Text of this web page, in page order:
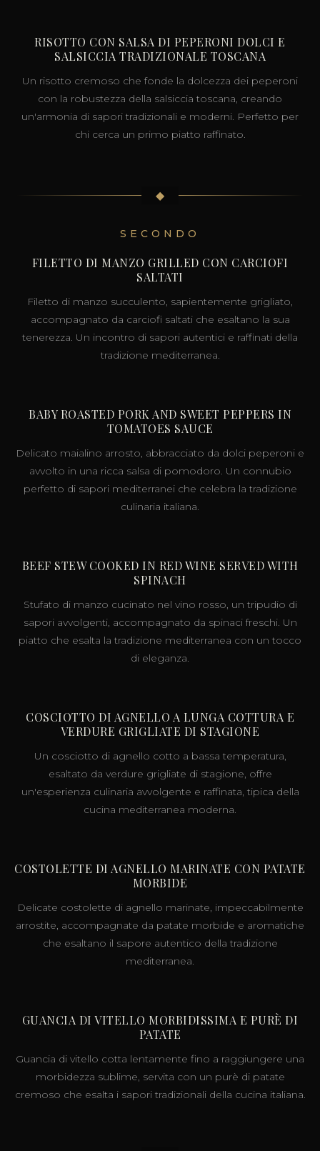
RISOTTO CON SALSA DI PEPERONI DOLCI E
SALSICCIA TRADIZIONALE TOSCANA
Un risotto cremoso che fonde la dolcezza dei peperoni
con la robustezza della salsiccia toscana, creando
un'armonia di sapori tradizionali e moderni. Perfetto per
chi cerca un primo piatto raffinato.
◆
SECONDO
FILETTO DI MANZO GRILLED CON CARCIOFI
SALTATI
Filetto di manzo succulento, sapientemente grigliato,
accompagnato da carciofi saltati che esaltano la sua
tenerezza. Un incontro di sapori autentici e raffinati della
tradizione mediterranea.
BABY ROASTED PORK AND SWEET PEPPERS IN
TOMATOES SAUCE
Delicato maialino arrosto, abbracciato da dolci peperoni e
avvolto in una ricca salsa di pomodoro. Un connubio
perfetto di sapori mediterranei che celebra la tradizione
culinaria italiana.
BEEF STEW COOKED IN RED WINE SERVED WITH
SPINACH
Stufato di manzo cucinato nel vino rosso, un tripudio di
sapori avvolgenti, accompagnato da spinaci freschi. Un
piatto che esalta la tradizione mediterranea con un tocco
di eleganza.
COSCIOTTO DI AGNELLO A LUNGA COTTURA E
VERDURE GRIGLIATE DI STAGIONE
Un cosciotto di agnello cotto a bassa temperatura,
esaltato da verdure grigliate di stagione, offre
un'esperienza culinaria avvolgente e raffinata, tipica della
cucina mediterranea moderna.
COSTOLETTE DI AGNELLO MARINATE CON PATATE
MORBIDE
Delicate costolette di agnello marinate, impeccabilmente
arrostite, accompagnate da patate morbide e aromatiche
che esaltano il sapore autentico della tradizione
mediterranea.
GUANCIA DI VITELLO MORBIDISSIMA E PURÈ DI
PATATE
Guancia di vitello cotta lentamente fino a raggiungere una
morbidezza sublime, servita con un purè di patate
cremoso che esalta i sapori tradizionali della cucina italiana.